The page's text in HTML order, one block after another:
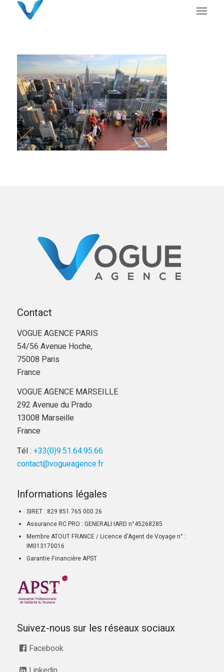
Contact
VOGUE AGENCE PARIS
54/56 Avenue Hoche,
75008 Paris
France
VOGUE AGENCE MARSEILLE
292 Avenue du Prado
13008 Marseille
France
Tél : +33(0)9.51.64.95.66
contact@vogueagence.fr
Informations légales
SIRET : 829 851 765 000 26
Assurance RC PRO : GENERALI IARD n°45268285
Membre ATOUT FRANCE / Licence d’Agent de Voyage n° :
IM013170016
Garantie Financière APST
Suivez-nous sur les réseaux sociaux
Facebook